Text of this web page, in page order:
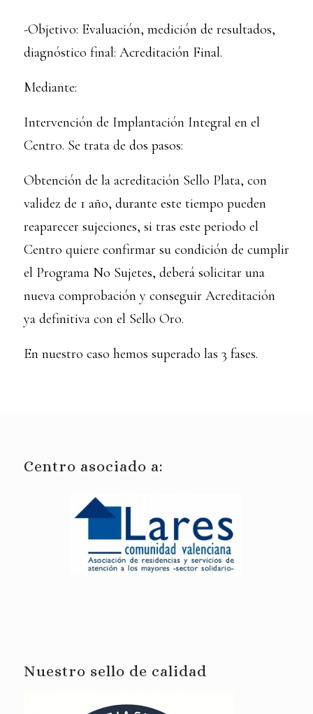
-Objetivo: Evaluación, medición de resultados,
diagnóstico final: Acreditación Final.
Mediante:
Intervención de Implantación Integral en el
Centro. Se trata de dos pasos:
Obtención de la acreditación Sello Plata, con
validez de 1 año, durante este tiempo pueden
reaparecer sujeciones, si tras este periodo el
Centro quiere confirmar su condición de cumplir
el Programa No Sujetes, deberá solicitar una
nueva comprobación y conseguir Acreditación
ya definitiva con el Sello Oro.
En nuestro caso hemos superado las 3 fases.
Centro asociado a:
Nuestro sello de calidad